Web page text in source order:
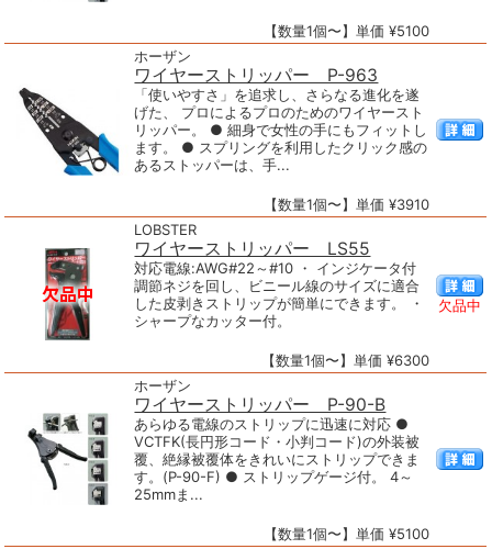
【数量1個〜】単価 ¥5100
ホーザン
ワイヤーストリッパー P-963
「使いやすさ」を追求し、さらなる進化を遂
げた、 プロによるプロのためのワイヤースト
リッパー。 ● 細身で女性の手にもフィットし
ます。 ● スプリングを利用したクリック感の
あるストッパーは、手...
【数量1個〜】単価 ¥3910
LOBSTER
ワイヤーストリッパー LS55
対応電線:AWG#22～#10 ・ インジケータ付
調節ネジを回し、ビニール線のサイズに適合
した皮剥きストリップが簡単にできます。 ・
シャープなカッター付。
【数量1個〜】単価 ¥6300
欠品中
ホーザン
ワイヤーストリッパー P-90-B
あらゆる電線のストリップに迅速に対応 ●
VCTFK(長円形コード・小判コード)の外装被
覆、絶縁被覆体をきれいにストリップできま
す。(P-90-F) ● ストリップゲージ付。 4～
25mmま...
【数量1個〜】単価 ¥5100